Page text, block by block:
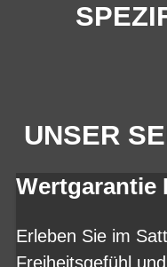
UNSER
Wertgarantie
Erleben Sie im
Freiheitsgefühl